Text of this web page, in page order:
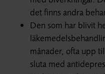
det finns andra
Den som har blivit
månader, ofta upp
sluta med